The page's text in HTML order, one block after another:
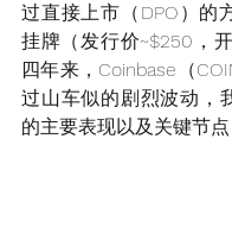
过直接上市（DPO）的
挂牌（发行价~$250，开
四年来，Coinbase（
过山车似的剧烈波动，
的主要表现以及关键节点